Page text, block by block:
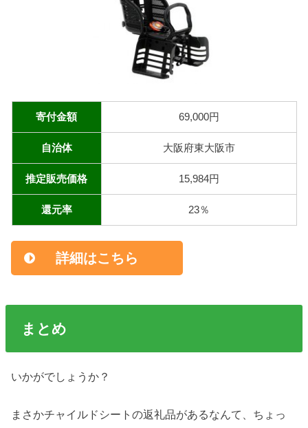
寄付金額 69,000円
自治体 大阪府東大阪市
推定販売価格 15,984円
還元率 23％
詳細はこちら
まとめ
いかがでしょうか？
まさかチャイルドシートの返礼品があるなんて、ちょっ